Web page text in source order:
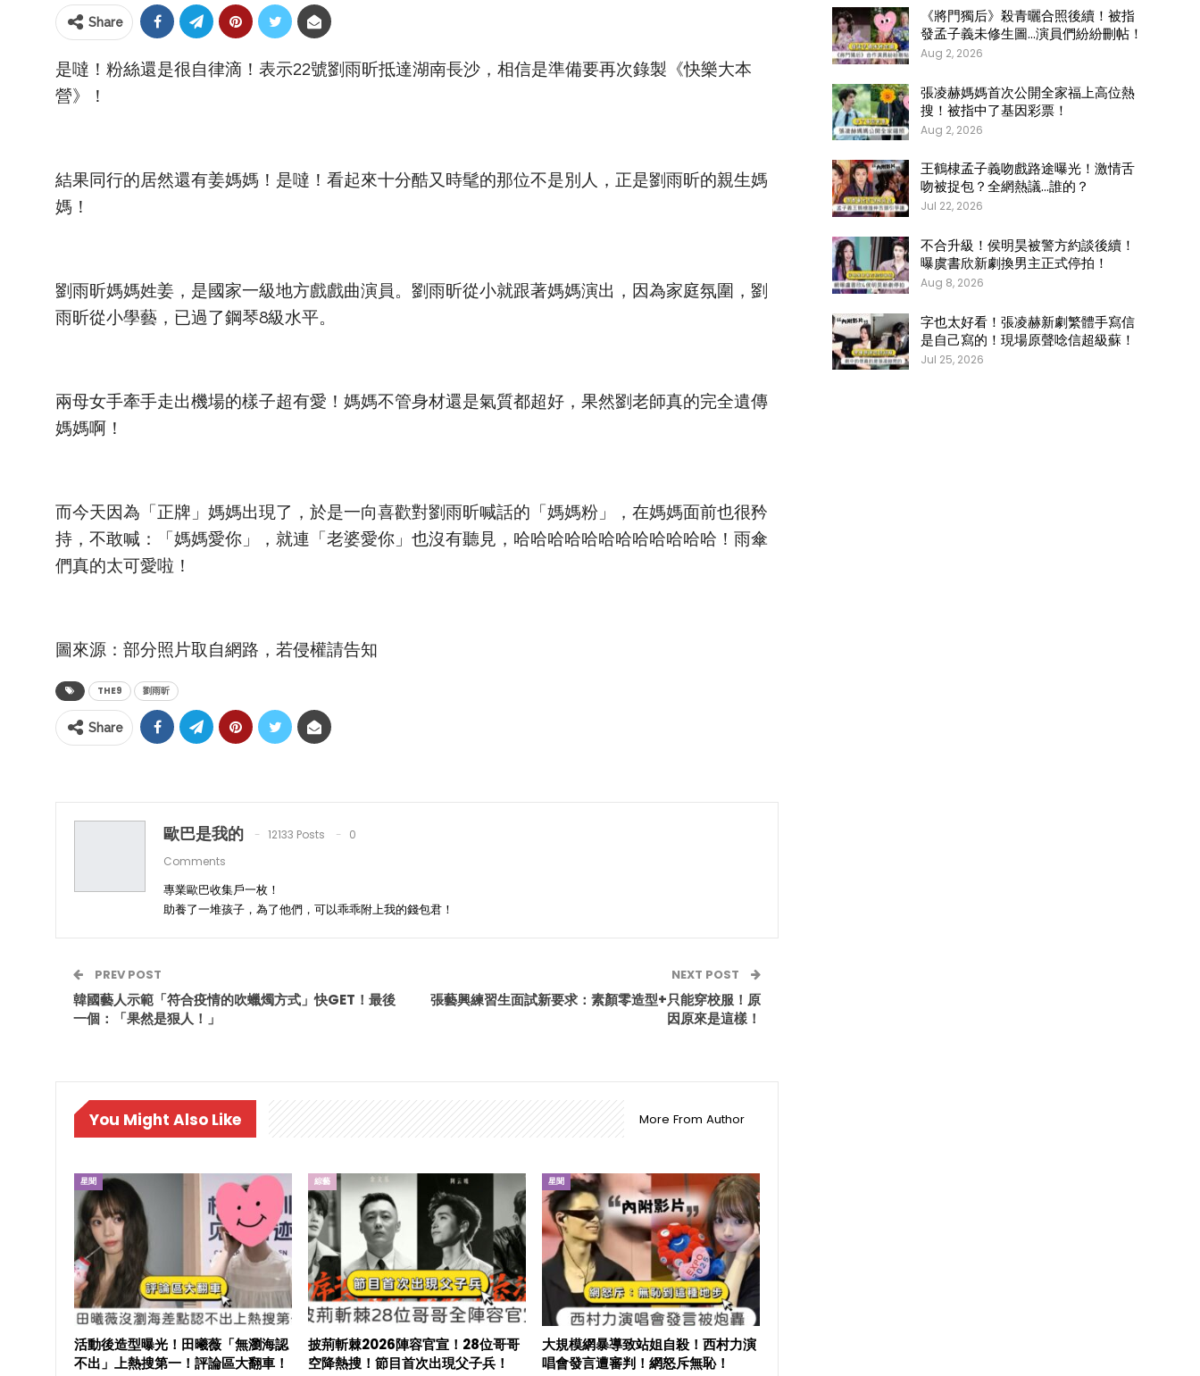
Share
是噠！粉絲還是很自律滴！表示22號劉雨昕抵達湖南長沙，相信是準備要再次錄製《快樂大本
營》！
結果同行的居然還有姜媽媽！是噠！看起來十分酷又時髦的那位不是別人，正是劉雨昕的親生媽
媽！
劉雨昕媽媽姓姜，是國家一級地方戲戲曲演員。劉雨昕從小就跟著媽媽演出，因為家庭氛圍，劉
雨昕從小學藝，已過了鋼琴8級水平。
兩母女手牽手走出機場的樣子超有愛！媽媽不管身材還是氣質都超好，果然劉老師真的完全遺傳
媽媽啊！
而今天因為「正牌」媽媽出現了，於是一向喜歡對劉雨昕喊話的「媽媽粉」，在媽媽面前也很矜
持，不敢喊：「媽媽愛你」，就連「老婆愛你」也沒有聽見，哈哈哈哈哈哈哈哈哈哈哈哈！雨傘
們真的太可愛啦！
圖來源：部分照片取自網路，若侵權請告知
THE9 劉雨昕
Share
歐巴是我的 12133 Posts
0
Comments
專業歐巴收集戶一枚！
助養了一堆孩子，為了他們，可以乖乖附上我的錢包君！
PREV POST
韓國藝人示範「符合疫情的吹蠟燭方式」快GET！最後
一個：「果然是狠人！」
NEXT POST
張藝興練習生面試新要求：素顏零造型+只能穿校服！原
因原來是這樣！
You Might Also Like More From Author
星聞
活動後造型曝光！田曦薇「無瀏海認
不出」上熱搜第一！評論區大翻車！
綜藝
披荊斬棘2026陣容官宣！28位哥哥
空降熱搜！節目首次出現父子兵！
星聞
大規模網暴導致站姐自殺！西村力演
唱會發言遭審判！網怒斥無恥！
《將門獨后》殺青曬合照後續！被指
發孟子義未修生圖…演員們紛紛刪帖！
Aug 2, 2026
張凌赫媽媽首次公開全家福上高位熱
搜！被指中了基因彩票！
Aug 2, 2026
王鶴棣孟子義吻戲路途曝光！激情舌
吻被捉包？全網熱議…誰的？
Jul 22, 2026
不合升級！侯明昊被警方約談後續！
曝虞書欣新劇換男主正式停拍！
Aug 8, 2026
字也太好看！張凌赫新劇繁體手寫信
是自己寫的！現場原聲唸信超級蘇！
Jul 25, 2026